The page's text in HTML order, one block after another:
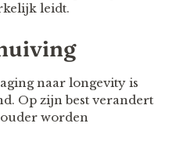
leidt.
naar longevity is
Op zijn best verandert
worden